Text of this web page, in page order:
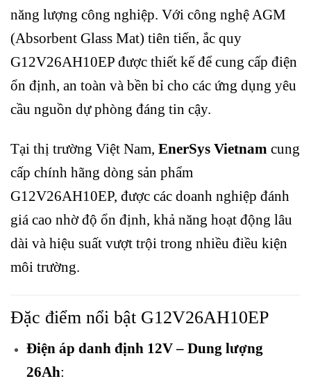
năng lượng công nghiệp. Với công nghệ AGM
(Absorbent Glass Mat) tiên tiến, ắc quy
G12V26AH10EP được thiết kế để cung cấp điện
ổn định, an toàn và bền bỉ cho các ứng dụng yêu
cầu nguồn dự phòng đáng tin cậy.
Tại thị trường Việt Nam, EnerSys Vietnam cung
cấp chính hãng dòng sản phẩm
G12V26AH10EP, được các doanh nghiệp đánh
giá cao nhờ độ ổn định, khả năng hoạt động lâu
dài và hiệu suất vượt trội trong nhiều điều kiện
môi trường.
Đặc điểm nổi bật G12V26AH10EP
Điện áp danh định 12V – Dung lượng
26Ah: